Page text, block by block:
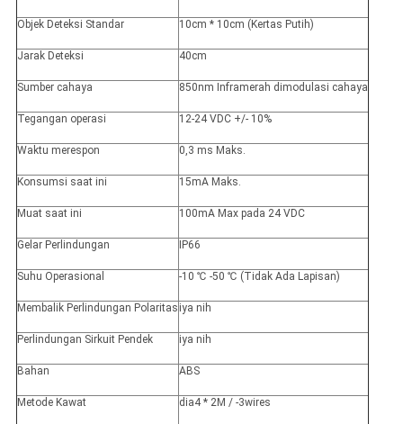
Objek Deteksi Standar 10cm * 10cm (Kertas Putih)
Jarak Deteksi 40cm
Sumber cahaya 850nm Inframerah dimodulasi cahaya
Tegangan operasi 12-24 VDC +/- 10%
Waktu merespon 0,3 ms Maks.
Konsumsi saat ini 15mA Maks.
Muat saat ini 100mA Max pada 24 VDC
Gelar Perlindungan IP66
Suhu Operasional -10 ℃ -50 ℃ (Tidak Ada Lapisan)
Membalik Perlindungan Polaritas iya nih
Perlindungan Sirkuit Pendek iya nih
Bahan ABS
Metode Kawat dia4 * 2M / -3wires